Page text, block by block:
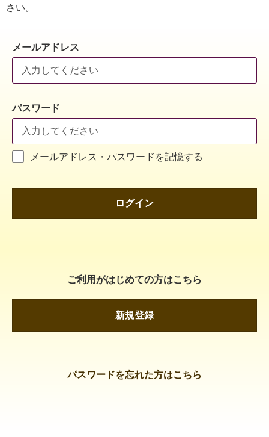
さい。
メールアドレス
パスワード
メールアドレス・パスワードを記憶する
ログイン
ご利用がはじめての方はこちら
新規登録
パスワードを忘れた方はこちら